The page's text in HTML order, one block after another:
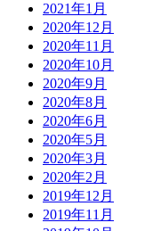
2021年1月
2020年12月
2020年11月
2020年10月
2020年9月
2020年8月
2020年6月
2020年5月
2020年3月
2020年2月
2019年12月
2019年11月